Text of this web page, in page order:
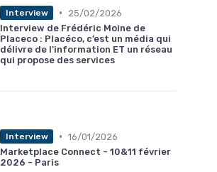
Interview •
25/02/2026
Interview de Frédéric Moine de
Placeco : Placéco, c’est un média qui
délivre de l’information ET un réseau
qui propose des services
Interview • 16/01/2026
Marketplace Connect - 10&11 février
2026 - Paris